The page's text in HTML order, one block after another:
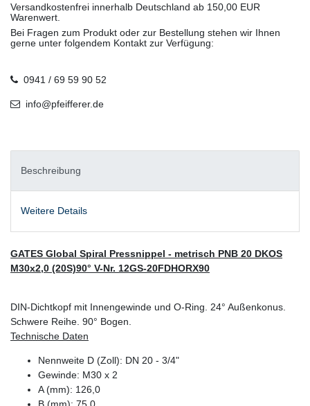
Versandkostenfrei innerhalb Deutschland ab 150,00 EUR
Warenwert.
Bei Fragen zum Produkt oder zur Bestellung stehen wir Ihnen
gerne unter folgendem Kontakt zur Verfügung:
0941 / 69 59 90 52
info@pfeifferer.de
Beschreibung
Weitere Details
GATES Global Spiral Pressnippel - metrisch PNB 20 DKOS
M30x2,0 (20S)90° V-Nr. 12GS-20FDHORX90
DIN-Dichtkopf mit Innengewinde und O-Ring. 24° Außenkonus.
Schwere Reihe. 90° Bogen.
Technische Daten
Nennweite D (Zoll): DN 20 - 3/4"
Gewinde: M30 x 2
A (mm): 126,0
B (mm): 75,0